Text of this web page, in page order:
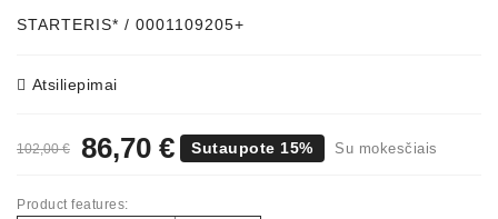
STARTERIS* / 0001109205+
Atsiliepimai
102,00 € 86,70 € Sutaupote 15% Su mokesčiais
Product features: